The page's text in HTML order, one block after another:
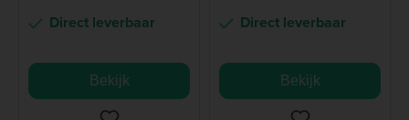
Direct leverbaar
Bekijk
Direct leverbaar
Bekijk